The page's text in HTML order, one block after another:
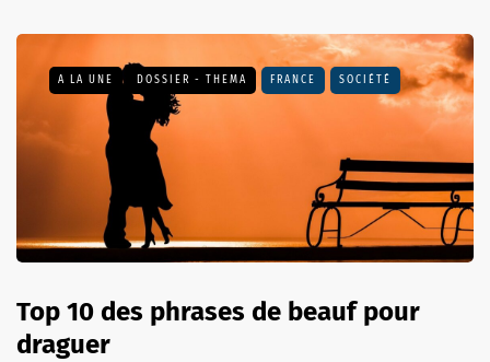
A LA UNE DOSSIER - THEMA FRANCE SOCIÉTÉ
Top 10 des phrases de beauf pour
draguer